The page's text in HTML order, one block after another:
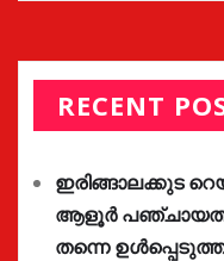
RECENT
ഇരിങ്ങാലക്കുട
ആളൂർ
തന്നെ